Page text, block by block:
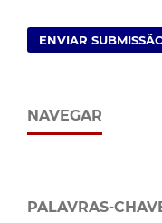
ENVIAR
NAVEGAR
PALAVRAS-